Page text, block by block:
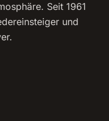
Seit 1961
und